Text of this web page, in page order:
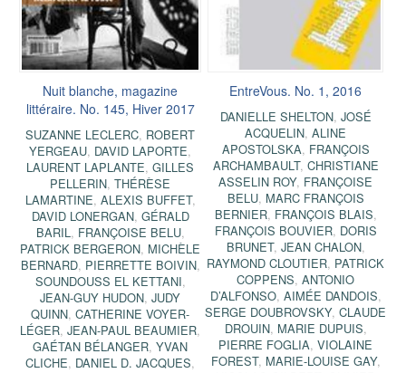
Nuit blanche, magazine
littéraire. No. 145, Hiver 2017
SUZANNE LECLERC, ROBERT
YERGEAU, DAVID LAPORTE,
LAURENT LAPLANTE,GILLES
PELLERIN,THÉRÈSE
LAMARTINE, ALEXIS BUFFET,
DAVID LONERGAN, GÉRALD
BARIL, FRANÇOISE BELU,
PATRICK BERGERON, MICHÈLE
BERNARD, PIERRETTE BOIVIN,
SOUNDOUSS EL KETTANI,
JEAN-GUY HUDON,JUDY
QUINN,CATHERINE VOYER-
LÉGER,JEAN-PAUL BEAUMIER,
GAÉTAN BÉLANGER,YVAN
CLICHE, DANIEL D. JACQUES,
EntreVous. No. 1, 2016
DANIELLE SHELTON, JOSÉ
ACQUELIN,ALINE
APOSTOLSKA, FRANÇOIS
ARCHAMBAULT, CHRISTIANE
ASSELIN ROY, FRANÇOISE
BELU, MARC FRANÇOIS
BERNIER, FRANÇOIS BLAIS,
FRANÇOIS BOUVIER, DORIS
BRUNET, JEAN CHALON,
RAYMOND CLOUTIER, PATRICK
COPPENS,ANTONIO
D’ALFONSO, AIMÉE DANDOIS,
SERGE DOUBROVSKY,CLAUDE
DROUIN, MARIE DUPUIS,
PIERRE FOGLIA,VIOLAINE
FOREST, MARIE-LOUISE GAY,